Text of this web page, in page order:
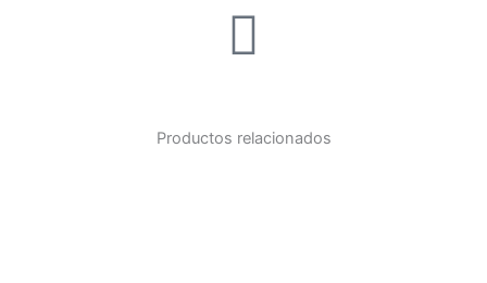
Productos relacionados